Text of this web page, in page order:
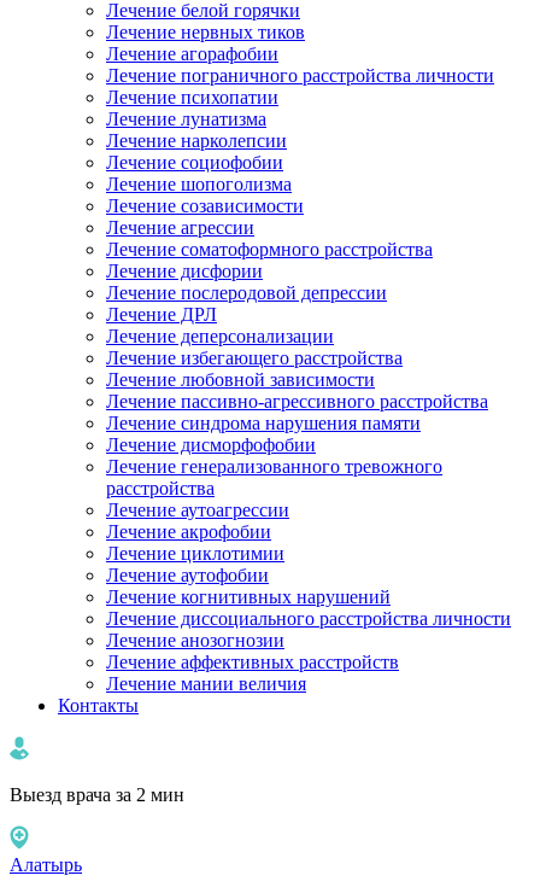
Лечение белой горячки
Лечение нервных тиков
Лечение агорафобии
Лечение пограничного расстройства личности
Лечение психопатии
Лечение лунатизма
Лечение нарколепсии
Лечение социофобии
Лечение шопоголизма
Лечение созависимости
Лечение агрессии
Лечение соматоформного расстройства
Лечение дисфории
Лечение послеродовой депрессии
Лечение ДРЛ
Лечение деперсонализации
Лечение избегающего расстройства
Лечение любовной зависимости
Лечение пассивно-агрессивного расстройства
Лечение синдрома нарушения памяти
Лечение дисморфофобии
Лечение генерализованного тревожного
расстройства
Лечение аутоагрессии
Лечение акрофобии
Лечение циклотимии
Лечение аутофобии
Лечение когнитивных нарушений
Лечение диссоциального расстройства личности
Лечение анозогнозии
Лечение аффективных расстройств
Лечение мании величия
Контакты
Выезд врача за 2 мин
Алатырь